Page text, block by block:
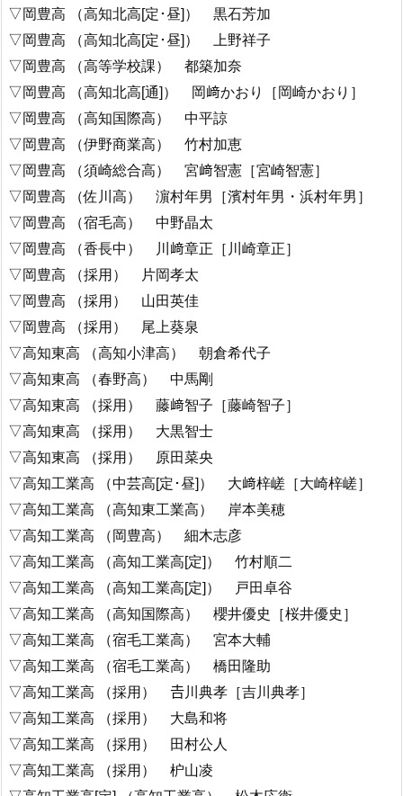
▽岡豊高 （高知北高[定･昼]） 黒石芳加
▽岡豊高 （高知北高[定･昼]） 上野祥子
▽岡豊高 （高等学校課） 都築加奈
▽岡豊高 （高知北高[通]） 岡﨑かおり［岡崎かおり］
▽岡豊高 （高知国際高） 中平諒
▽岡豊高 （伊野商業高） 竹村加恵
▽岡豊高 （須崎総合高） 宮﨑智憲［宮崎智憲］
▽岡豊高 （佐川高） 濵村年男［濱村年男・浜村年男］
▽岡豊高 （宿毛高） 中野晶太
▽岡豊高 （香長中） 川﨑章正［川崎章正］
▽岡豊高 （採用） 片岡孝太
▽岡豊高 （採用） 山田英佳
▽岡豊高 （採用） 尾上葵泉
▽高知東高 （高知小津高） 朝倉希代子
▽高知東高 （春野高） 中馬剛
▽高知東高 （採用） 藤﨑智子［藤崎智子］
▽高知東高 （採用） 大黒智士
▽高知東高 （採用） 原田菜央
▽高知工業高 （中芸高[定･昼]） 大﨑梓嵯［大崎梓嵯］
▽高知工業高 （高知東工業高） 岸本美穂
▽高知工業高 （岡豊高） 細木志彦
▽高知工業高 （高知工業高[定]） 竹村順二
▽高知工業高 （高知工業高[定]） 戸田卓谷
▽高知工業高 （高知国際高） 櫻井優史［桜井優史］
▽高知工業高 （宿毛工業高） 宮本大輔
▽高知工業高 （宿毛工業高） 橋田隆助
▽高知工業高 （採用） 𠮷川典孝［吉川典孝］
▽高知工業高 （採用） 大島和将
▽高知工業高 （採用） 田村公人
▽高知工業高 （採用） 枦山凌